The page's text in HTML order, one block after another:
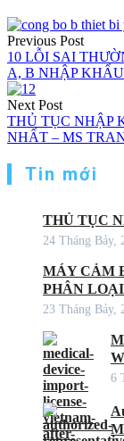
Previous Post
10 LỖI SAI
A, B NHẬP KHẨU
Next Post
THỦ TỤC NHẬP
NHẤT – MS
Tin mới
THỦ TỤC
24 Tháng Bảy,
MÁY CẢM
PHÂN
23 Tháng Bảy,
6